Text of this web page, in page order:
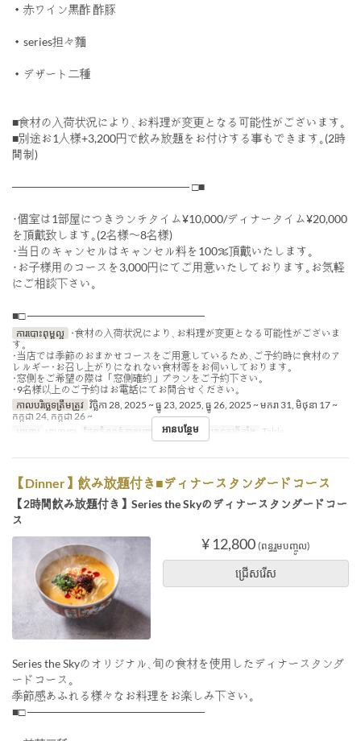
・赤ワイン黒酢 酢豚
・series担々麵
・デザート二種
■食材の入荷状況により､お料理が変更となる可能性がございます｡
■別途お1人様+3,200円で飲み放題をお付けする事もできます｡(2時
間制)
────────────────────── □■
･個室は1部屋につきランチタイム¥10,000/ディナータイム¥20,000
を頂戴致します｡(2名様〜8名様)
･当日のキャンセルはキャンセル料を100％頂戴いたします｡
･お子様用のコースを3,000円にてご用意いたしております｡お気軽
にご相談下さい｡
■□ ──────────────────────
ការបោះពុម្ពល្អ
･食材の入荷状況により､お料理が変更となる可能性がございま
す｡
･当店では季節のおまかせコースをご用意しているため､ご予約時に食材のア
レルギー･お召し上がりになれない食材等をお伺いしております｡
･窓側をご希望の際は「窓側確約」プランをご予約下さい｡
･9名様以上のご予約はお電話にてお問合せください｡
កាលបរិច្ឆេទត្រឹមត្រូវ វិច្ឆិកា 28, 2025 ~ ធ្នូ 23, 2025, ធ្នូ 26, 2025 ~ មករា 31, មិថុនា 17 ~
កក្កដា 24, កក្កដា 26 ~
អាហារ
អាហារឡ ដែនកំណត់ការបញ្ជាទិញ 2 ~ 8 ប្រភេទកន្រ្ត័តាំង Table
អានបន្ថែម
【Dinner】飲み放題付き■ディナースタンダードコース
【2時間飲み放題付き】Series the Skyのディナースタンダードコー
ス
¥ 12,800 (ពន្ធរួមបញ្ចូល)
ជ្រើសរើស
Series the Skyのオリジナル､旬の食材を使用したディナースタンダ
ードコース｡
季節感あふれる様々なお料理をお楽しみ下さい｡
■□ ──────────────────────